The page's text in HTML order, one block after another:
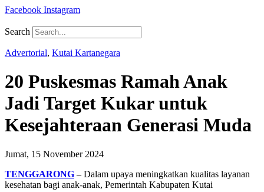
Facebook Instagram
Search
Advertorial, Kutai Kartanegara
20 Puskesmas Ramah Anak
Jadi Target Kukar untuk
Kesejahteraan Generasi Muda
Jumat, 15 November 2024
TENGGARONG – Dalam upaya meningkatkan kualitas layanan
kesehatan bagi anak-anak, Pemerintah Kabupaten Kutai